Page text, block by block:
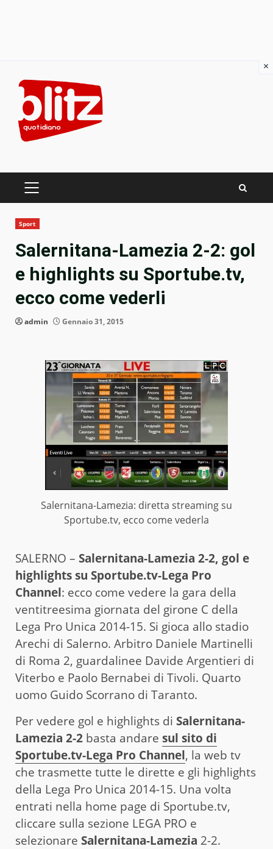
content
PRIMARY
Sport
Salernitana-Lamezia 2-2: gol
e highlights su Sportube.tv,
ecco come vederli
admin Gennaio 31, 2015
Salernitana-Lamezia: diretta streaming su
Sportube.tv, ecco come vederla
SALERNO – Salernitana-Lamezia 2-2, gol e
highlights su Sportube.tv-Lega Pro
Channel: ecco come vedere la gara della
ventitreesima giornata del girone C della
Lega Pro Unica 2014-15. Si gioca allo stadio
Arechi di Salerno. Arbitro Daniele Martinelli
di Roma 2, guardalinee Davide Argentieri di
Viterbo e Paolo Bernabei di Tivoli. Quarto
uomo Guido Scorrano di Taranto.
Per vedere gol e highlights di Salernitana-
Lamezia 2-2 basta andare sul sito di
Sportube.tv-Lega Pro Channel, la web tv
che trasmette tutte le dirette e gli highlights
della Lega Pro Unica 2014-15. Una volta
entrati nella home page di Sportube.tv,
cliccare sulla sezione LEGA PRO e
selezionare Salernitana-Lamezia 2-2.
×